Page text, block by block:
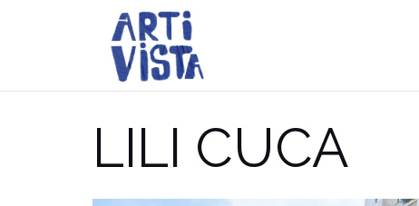
LILI CUCA